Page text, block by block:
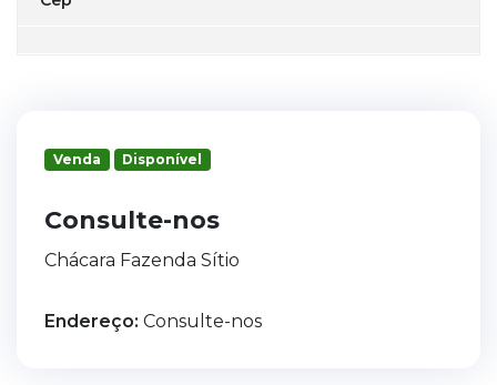
Venda Disponível
Consulte-nos
Chácara Fazenda Sítio
Endereço: Consulte-nos